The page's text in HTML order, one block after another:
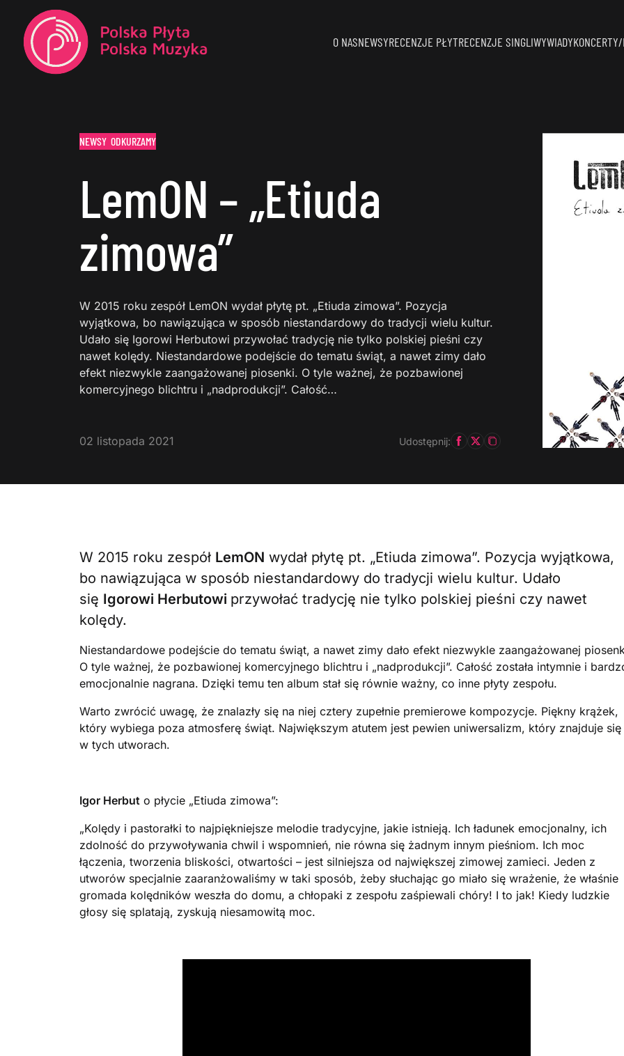
O NASNEWSYRECENZJE PŁYTRECENZJE SINGLIWYWIADY
NEWSY ODKURZAMY
LemON – „Etiuda
zimowa”
W 2015 roku zespół LemON wydał płytę pt. „Etiuda zimowa”. Pozycja
wyjątkowa, bo nawiązująca w sposób niestandardowy do tradycji wielu kultur.
Udało się Igorowi Herbutowi przywołać tradycję nie tylko polskiej pieśni czy
nawet kolędy. Niestandardowe podejście do tematu świąt, a nawet zimy dało
efekt niezwykle zaangażowanej piosenki. O tyle ważnej, że pozbawionej
komercyjnego blichtru i „nadprodukcji”. Całość…
02 listopada 2021 Udostępnij:
W 2015 roku zespół LemON wydał płytę pt. „Etiuda zimowa”. Pozycja wyjątkowa,
bo nawiązująca w sposób niestandardowy do tradycji wielu kultur. Udało
się Igorowi Herbutowi przywołać tradycję nie tylko polskiej pieśni czy nawet
kolędy.
Niestandardowe podejście do tematu świąt, a nawet zimy dało efekt niezwykle zaangażowanej
O tyle ważnej, że pozbawionej komercyjnego blichtru i „nadprodukcji”. Całość została intymnie i
emocjonalnie nagrana. Dzięki temu ten album stał się równie ważny, co inne płyty zespołu.
Warto zwrócić uwagę, że znalazły się na niej cztery zupełnie premierowe kompozycje. Piękny krążek,
który wybiega poza atmosferę świąt. Największym atutem jest pewien uniwersalizm, który znajduje się
w tych utworach.
Igor Herbut o płycie „Etiuda zimowa”:
„Kolędy i pastorałki to najpiękniejsze melodie tradycyjne, jakie istnieją. Ich ładunek emocjonalny, ich
zdolność do przywoływania chwil i wspomnień, nie równa się żadnym innym pieśniom. Ich moc
łączenia, tworzenia bliskości, otwartości – jest silniejsza od największej zimowej zamieci. Jeden z
utworów specjalnie zaaranżowaliśmy w taki sposób, żeby słuchając go miało się wrażenie, że właśnie
gromada kolędników weszła do domu, a chłopaki z zespołu zaśpiewali chóry! I to jak! Kiedy ludzkie
głosy się splatają, zyskują niesamowitą moc.